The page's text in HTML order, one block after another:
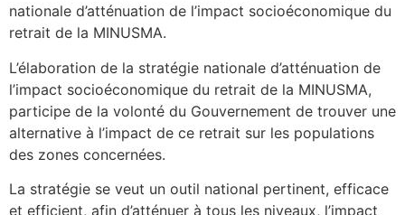
nationale d’atténuation de l’impact socioéconomique du
retrait de la MINUSMA.
L’élaboration de la stratégie nationale d’atténuation de
l’impact socioéconomique du retrait de la MINUSMA,
participe de la volonté du Gouvernement de trouver une
alternative à l’impact de ce retrait sur les populations
des zones concernées.
La stratégie se veut un outil national pertinent, efficace
et efficient, afin d’atténuer à tous les niveaux, l’impact